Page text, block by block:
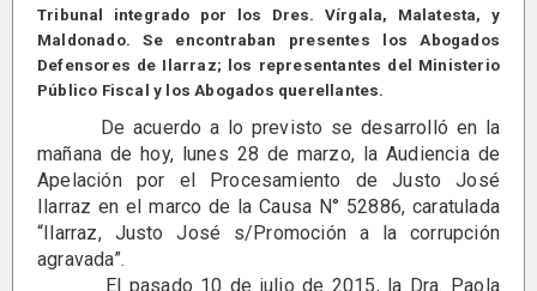
Tribunal integrado por los Dres. Vírgala, Malatesta, y
Maldonado. Se encontraban presentes los Abogados
Defensores de Ilarraz; los representantes del Ministerio
Público Fiscal y los Abogados querellantes.
De acuerdo a lo previsto se desarrolló en la
mañana de hoy, lunes 28 de marzo, la Audiencia de
Apelación por el Procesamiento de Justo José
Ilarraz en el marco de la Causa N° 52886, caratulada
“Ilarraz, Justo José s/Promoción a la corrupción
agravada”.
El pasado 10 de julio de 2015, la Dra. Paola